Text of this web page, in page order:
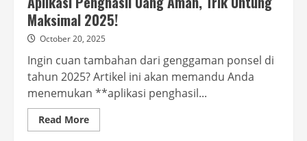
Maksimal 2025!
October 20, 2025
Ingin cuan tambahan dari genggaman ponsel di
tahun 2025? Artikel ini akan memandu Anda
menemukan **aplikasi penghasil...
Read MoreRead
more